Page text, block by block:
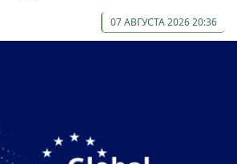
07 АВГУСТА 2026 20:36